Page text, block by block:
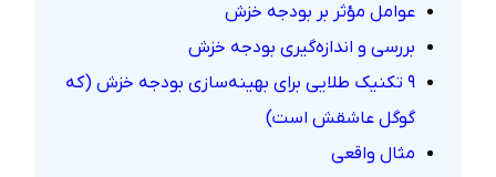
عوامل مؤثر بر بودجه خزش
بررسی و اندازه‌گیری بودجه خزش
۹ تکنیک طلایی برای بهینه‌سازی بودجه خزش (که
گوگل عاشقش است)
مثال واقعی